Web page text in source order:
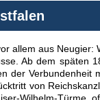
allem aus Neugier:
Ab dem späten
der Verbundenheit
von